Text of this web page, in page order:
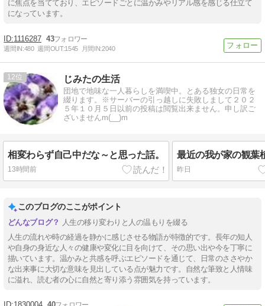
に焦点を当てており、エピソードごとに温かみやリアル感を感じる仕立て
になっています。
1116287 43
週間IN:480 週間OUT:1545 月間IN:2040
12 じみたの生活
団地で地味な一人暮らしを満喫中。とある独女の日常を
綴ります。※サーバーの引っ越しに失敗しまして２０２
５年１０月５日以前の投稿は閲覧出来ません。申し訳ご
ざいませんm(__)m
相変わらず自己中だな～と思った話。
13時間前
最近の我が家の観葉
昨日
このブログのここがポイント
人生の移り変わりと人の温もりを綴る
人生の流れや時の経過を静かに感じさせる物語が特徴的です。長年の知人
や自身の身近な人々の健康や変化に目を向けて、その思い出や今を丁寧に
描いています。温かみと共感を呼ぶエピソードを通じて、日常のささやか
な出来事に大切な意味を見出している点が魅力です。自然な筆致と人情味
に溢れ、読む者の心に自然と寄り添う雰囲気を持っています。